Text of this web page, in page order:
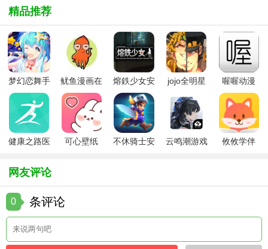
全与隐私，让用户放心使用。
3. 多设备兼容：支持多种智能设备连接，如智能手表、智能
手环等，实现数据的全面同步与管理。
4. 智能分析报告：根据家人的健康数据，生成智能分析报
告，为用户提供科学的健康建议。
5. 简洁易用的界面：软件界面设计简洁明了，操作流程直观
易懂，即使是不熟悉电子产品的用户也能轻松上手。
1. 全面守护：从位置追踪到健康监测，再到紧急求助，风筝
守护旧版本为家庭提供全方位的守护服务。
2. 高效便捷：通过远程监控与管理，用户无需时刻陪伴在家
人身边，也能及时了解他们的状况。
精品推荐
梦幻恋舞手
游
鱿鱼漫画在
线版
熔鉄少女安
卓版
jojo全明星
物
喔喔动漫
健康之路医
可心壁纸
不休骑士安
云鸣潮游戏 攸攸学伴
网友评论
0 条评论